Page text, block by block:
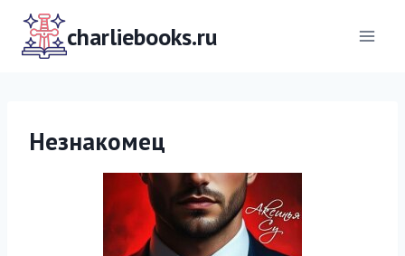
Перейти
содержимомуcharliebooks.ru
Незнакомец